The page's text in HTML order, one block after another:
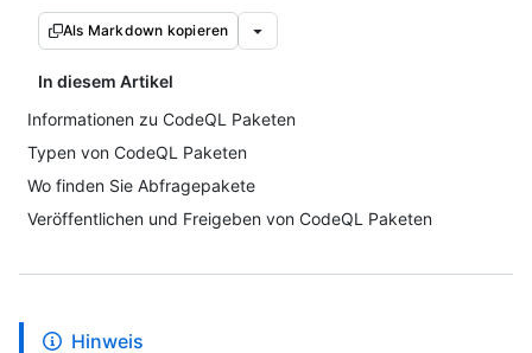
Als Markdown kopieren
In diesem Artikel
Informationen zu CodeQL Paketen
Typen von CodeQL Paketen
Wo finden Sie Abfragepakete
Veröffentlichen und Freigeben von CodeQL Paketen
Hinweis